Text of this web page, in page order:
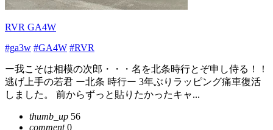
RVR GA4W
#ga3w #GA4W #RVR
ー我こそは相模の次郎・・・名を北条時行とぞ申し侍る！！
逃げ上手の若君 ー北条 時行ー 3年ぶりラッピング痛車復活
しました。 前からずっと貼りたかったキャ...
thumb_up 56
comment0